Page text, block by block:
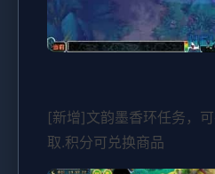
[新增]文韵墨香环任务，
取.积分可兑换商品